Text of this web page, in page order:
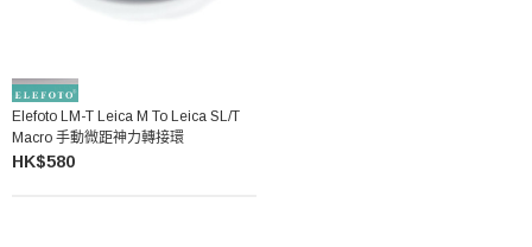
Elefoto LM-T Leica M To Leica SL/T
Macro 手動微距神力轉接環
HK$580